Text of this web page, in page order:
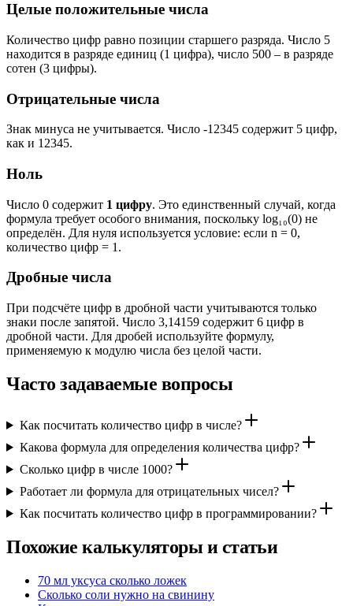
Целые положительные числа
Количество цифр равно позиции старшего разряда. Число 5
находится в разряде единиц (1 цифра), число 500 – в разряде
сотен (3 цифры).
Отрицательные числа
Знак минуса не учитывается. Число -12345 содержит 5 цифр,
как и 12345.
Ноль
Число 0 содержит 1 цифру. Это единственный случай, когда
формула требует особого внимания, поскольку log₁₀(0) не
определён. Для нуля используется условие: если n = 0,
количество цифр = 1.
Дробные числа
При подсчёте цифр в дробной части учитываются только
знаки после запятой. Число 3,14159 содержит 6 цифр в
дробной части. Для дробей используйте формулу,
применяемую к модулю числа без целой части.
Часто задаваемые вопросы
Как посчитать количество цифр в числе?
Какова формула для определения количества цифр?
Сколько цифр в числе 1000?
Работает ли формула для отрицательных чисел?
Как посчитать количество цифр в программировании?
Похожие калькуляторы и статьи
70 мл уксуса сколько ложек
Сколько соли нужно на свинину